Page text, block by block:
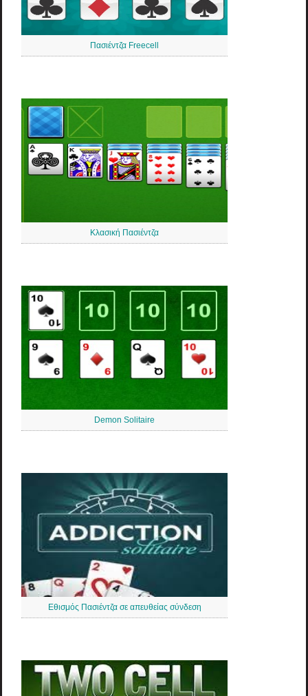
Πασιέντζα Freecell
Κλασική Πασιέντζα
Demon Solitaire
Εθισμός Πασιέντζα σε απευθείας σύνδεση